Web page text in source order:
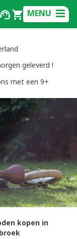
MENU
geleverd !
met een 9+
kopen in